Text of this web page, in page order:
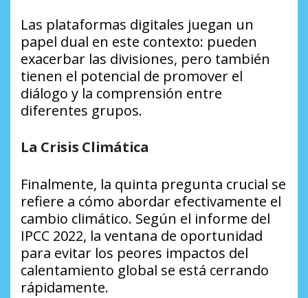
Las plataformas digitales juegan un
papel dual en este contexto: pueden
exacerbar las divisiones, pero también
tienen el potencial de promover el
diálogo y la comprensión entre
diferentes grupos.
La Crisis Climática
Finalmente, la quinta pregunta crucial se
refiere a cómo abordar efectivamente el
cambio climático. Según el informe del
IPCC 2022, la ventana de oportunidad
para evitar los peores impactos del
calentamiento global se está cerrando
rápidamente.